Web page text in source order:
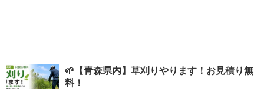
🌱【青森県内】草刈りやります！お見積り無
料！